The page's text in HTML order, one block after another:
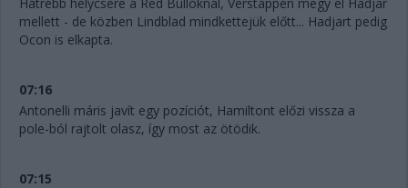
mellett - de közben Lindblad mindkettejük előtt... Hadjart pedig
Ocon is elkapta.
07:16
Antonelli máris javít egy pozíciót, Hamiltont előzi vissza a
pole-ból rajtolt olasz, így most az ötödik.
07:15